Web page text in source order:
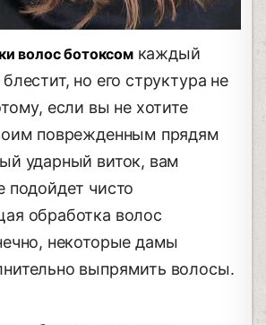
волос ботоксомкаждый
но его структура не
если вы не хотите
поврежденным прядям
ударный виток, вам
подойдет чисто
обработка волос
некоторые дамы
выпрямить волосы.